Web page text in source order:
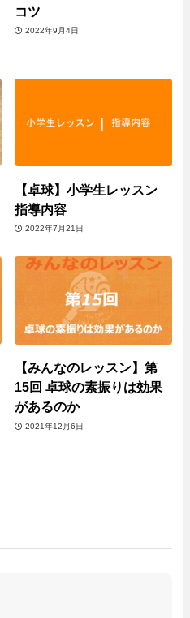
コツ
2022年9月4日
【卓球】小学生レッスン
指導内容
2022年7月21日
【みんなのレッスン】第
15回 卓球の素振りは効果
があるのか
2021年12月6日